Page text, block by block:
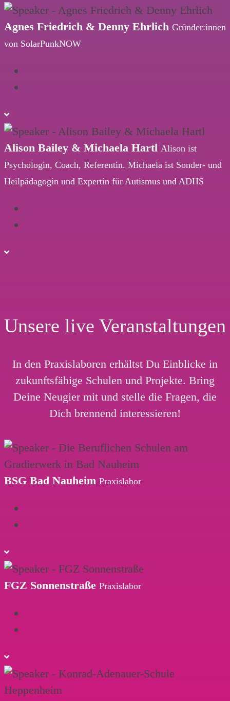
Agnes Friedrich & Denny Ehrlich Gründer:innen
von SolarPunkNOW
Alison Bailey & Michaela Hartl Alison ist
Psychologin, Coach, Referentin. Michaela ist Sonder- und
Heilpädagogin und Expertin für Autismus und ADHS
Unsere live Veranstaltungen
In den Praxislaboren erhältst Du Einblicke in
zukunftsfähige Schulen und Projekte. Bring
Deine Neugier mit und stelle die Fragen, die
Dich brennend interessieren!
BSG Bad Nauheim Praxislabor
FGZ Sonnenstraße Praxislabor